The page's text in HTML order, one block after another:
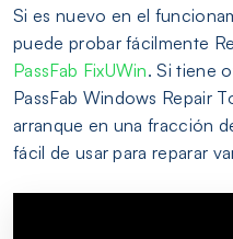
Si es nuevo en el
puede probar fácilmente
PassFab FixUWin. Si tiene
PassFab Windows Repair
arranque en una fracción
fácil de usar para reparar